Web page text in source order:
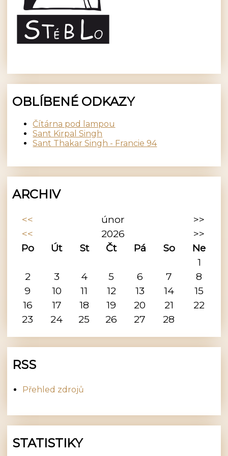
OBLÍBENÉ ODKAZY
Čítárna pod lampou
Sant Kirpal Singh
Sant Thakar Singh - Francie 94
ARCHIV
<< únor
>>
<<
2026
>>
Po
Út St Čt Pá So
Ne
1
2
3 4 5 6 7
8
9
10 11 12 13 14
15
16
17 18 19 20 21
22
23
24 25 26 27 28
RSS
Přehled zdrojů
STATISTIKY